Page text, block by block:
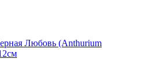
Любовь (Anthurium